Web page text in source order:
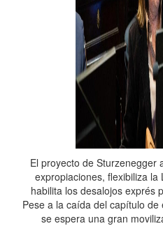
El proyecto de Sturzenegger
expropiaciones, flexibiliza
habilita los desalojos exprés
Pese a la caída del capítulo
se espera una gran